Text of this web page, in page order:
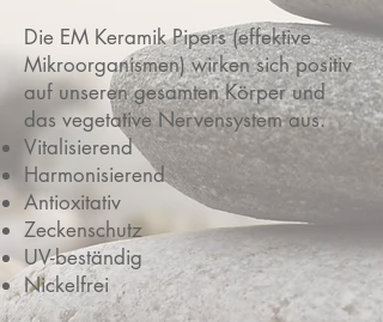
Die EM Keramik Pipers (effektive
Mikroorganismen) wirken sich positiv
auf unseren gesamten Körper und
das vegetative Nervensystem aus.
Vitalisierend
Harmonisierend
Antioxitativ
Zeckenschutz
UV-beständig
Nickelfrei